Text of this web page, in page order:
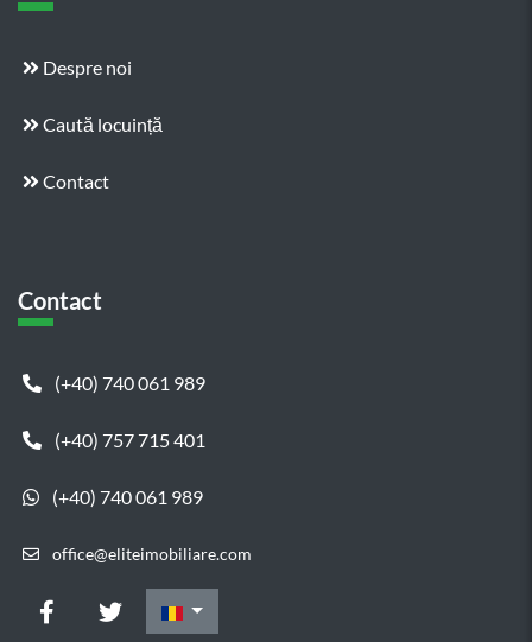
Despre noi
Caută locuință
Contact
Contact
(+40) 740 061 989
(+40) 757 715 401
(+40) 740 061 989
office@eliteimobiliare.com